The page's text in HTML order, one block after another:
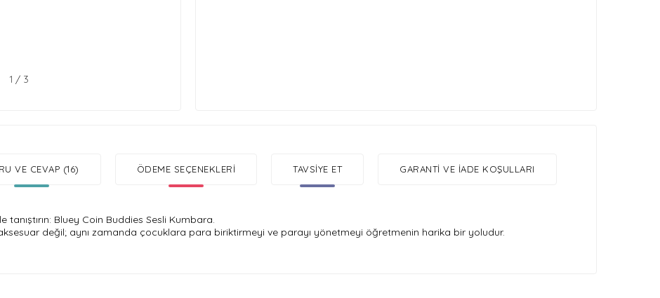
1 / 3
VE CEVAP (16) ÖDEME SEÇENEKLERI TAVSIYE ET GARANTI VE İADE KOŞULLARI
Bluey Coin Buddies Sesli Kumbara.
değil; aynı zamanda çocuklara para biriktirmeyi ve parayı yönetmeyi öğretmenin harika bir yoludur.